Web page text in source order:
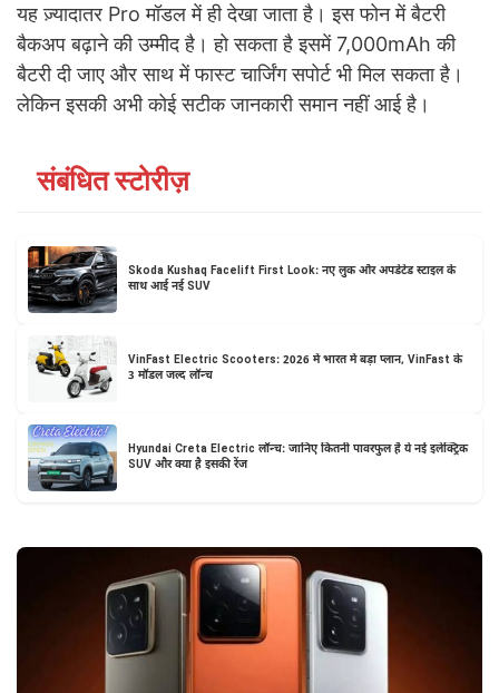
यह ज़्यादातर Pro मॉडल में ही देखा जाता है। इस फोन में बैटरी
बैकअप बढ़ाने की उम्मीद है। हो सकता है इसमें 7,000mAh की
बैटरी दी जाए और साथ में फास्ट चार्जिंग सपोर्ट भी मिल सकता है।
लेकिन इसकी अभी कोई सटीक जानकारी समान नहीं आई है।
संबंधित स्टोरीज़
Skoda Kushaq Facelift First Look: नए लुक और अपडेटेड स्टाइल के
साथ आई नई SUV
VinFast Electric Scooters: 2026 में भारत में बड़ा प्लान, VinFast के
3 मॉडल जल्द लॉन्च
Hyundai Creta Electric लॉन्च: जानिए कितनी पावरफुल है ये नई इलेक्ट्रिक
SUV और क्या है इसकी रेंज